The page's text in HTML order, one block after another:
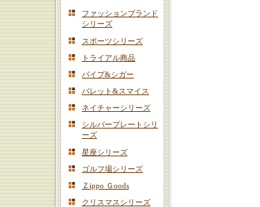
ファッションブランド
シリーズ
スポーツシリーズ
トライアル商品
パイプ&シガー
バレット&スマイス
ネイチャーシリーズ
シルバープレートシリ
ーズ
星座シリーズ
ゴルフ場シリーズ
Ｚippo Ｇoods
クリスマスシリーズ